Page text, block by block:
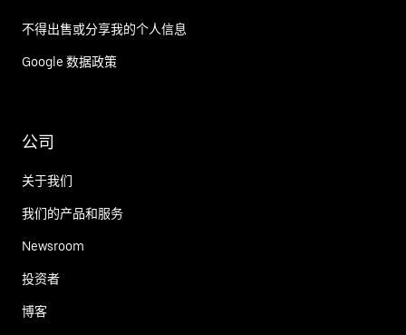
不得出售或分享我的个人信息
Google 数据政策
公司
关于我们
我们的产品和服务
Newsroom
投资者
博客